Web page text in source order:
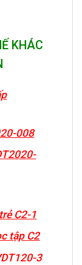
KHÁC
008
C2-1
tập C2
3